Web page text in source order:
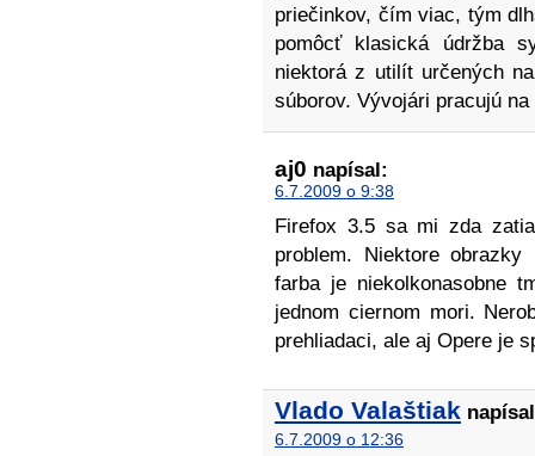
priečinkov, čím viac, tým
pomôcť klasická údržba
niektorá z utilít určených
súborov. Vývojári pracujú
aj0 napísal:
6.7.2009 o 9:38
Firefox 3.5 sa mi zda
problem. Niektore obrazky
farba je niekolkonasobne
jednom ciernom mori.
prehliadaci, ale aj Opere je
Vlado Valaštiak
6.7.2009 o 12:36